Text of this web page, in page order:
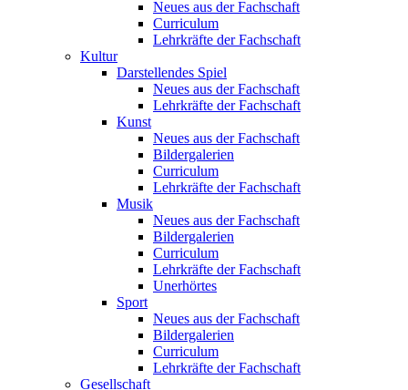
Neues aus der Fachschaft
Curriculum
Lehrkräfte der Fachschaft
Kultur
Darstellendes Spiel
Neues aus der Fachschaft
Lehrkräfte der Fachschaft
Kunst
Neues aus der Fachschaft
Bildergalerien
Curriculum
Lehrkräfte der Fachschaft
Musik
Neues aus der Fachschaft
Bildergalerien
Curriculum
Lehrkräfte der Fachschaft
Unerhörtes
Sport
Neues aus der Fachschaft
Bildergalerien
Curriculum
Lehrkräfte der Fachschaft
Gesellschaft